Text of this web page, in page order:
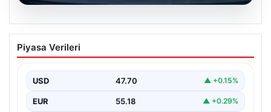
Trafikte tartıştığı sürücüye testereyle
saldırdı
Testereyle Tehdit Etti", "content": "Adana'nın Sarıçam
ilçesinde…
Piyasa Verileri
USD 47.70 ▲ +0.15%
EUR 55.18 ▲ +0.29%